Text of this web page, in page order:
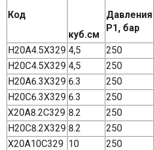
Код
куб.см
Давления
P1, бар
H20A4.5X329 4,5 250
H20C4.5X329 4,5 250
H20A6.3X329 6.3 250
H20C6.3X329 6.3 250
Х20А8.2С329 8.2 250
H20C8.2X329 8.2 250
Х20А10С329 10 250